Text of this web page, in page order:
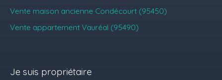
Vente maison ancienne Condécourt (95450)
Vente appartement Vauréal (95490)
Je suis propriétaire